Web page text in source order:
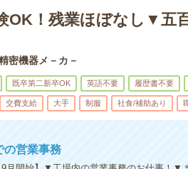
OK！残業ほぼなし▼五
密機器メ－カ－
既卒第二新卒OK 英語不要 履歴書不要
交費支給 大手 制服 社食/補助あり
の営業事務